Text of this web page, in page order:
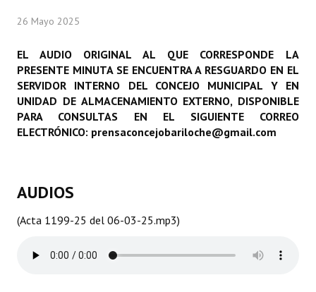
Comisiones Permanentes
Comisiones Especiales
Concejales Mandato Cumplido
Programas
26 Mayo 2025
EL AUDIO ORIGINAL AL QUE CORRESPONDE LA
PRESENTE MINUTA SE ENCUENTRA A RESGUARDO EN EL
SERVIDOR INTERNO DEL CONCEJO MUNICIPAL Y EN
UNIDAD DE ALMACENAMIENTO EXTERNO, DISPONIBLE
PARA CONSULTAS EN EL SIGUIENTE CORREO
ELECTRÓNICO: prensaconcejobariloche@gmail.com
AUDIOS
(Acta 1199-25 del 06-03-25.mp3)